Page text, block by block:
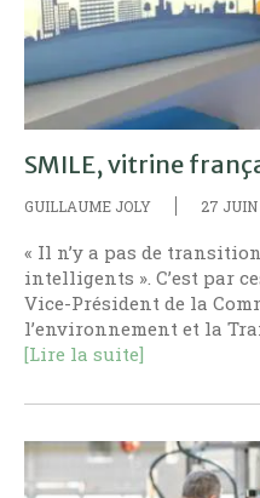
SMILE, vitrine
GUILLAUME JOLY 27 JUIN
« Il n’y a pas de
intelligents ». C’est par
Vice-Président de la
l’environnement et la
[Lire la suite]